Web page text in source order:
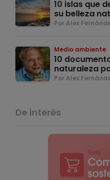
10 islas que
su belleza
Por Alex
Medio ambiente
10
naturaleza
Por Alex
De interés